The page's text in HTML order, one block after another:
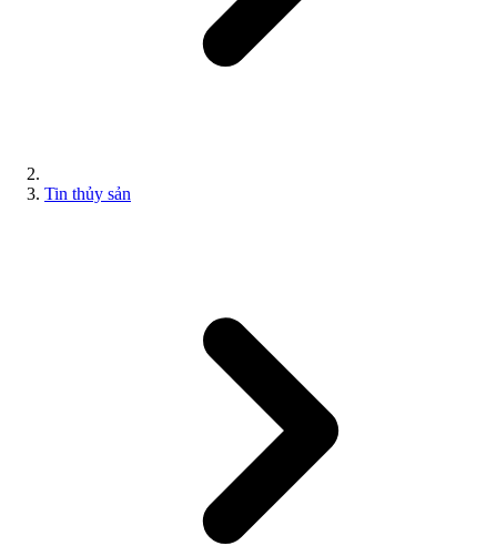
Tin thủy sản